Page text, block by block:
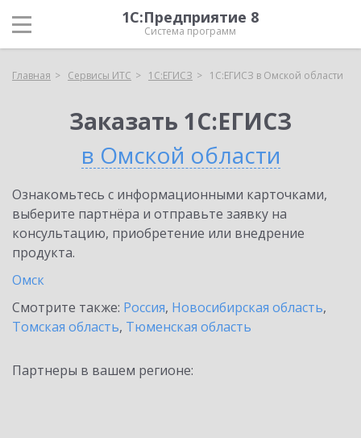
1С:Предприятие 8
Система программ
Главная Сервисы ИТС 1С:ЕГИСЗ 1С:ЕГИСЗ в Омской области
Заказать 1С:ЕГИСЗ
в Омской области
Ознакомьтесь с информационными карточками,
выберите партнёра и отправьте заявку на
консультацию, приобретение или внедрение
продукта.
Омск
Смотрите также: Россия, Новосибирская область,
Томская область, Тюменская область
Партнеры в вашем регионе: